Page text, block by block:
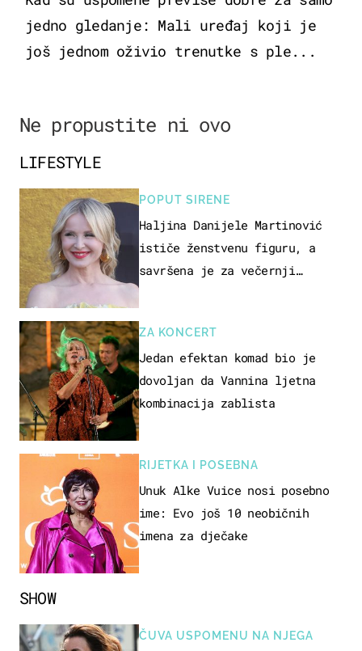
jedno gledanje: Mali uređaj koji je
još jednom oživio trenutke s ple...
Ne propustite ni ovo
SHOW
ČUVA USPOMENU NA NJEGA
LIFESTYLE
POPUT SIRENE
Haljina Danijele Martinović
ističe ženstvenu figuru, a
savršena je za večernji
ZA KONCERT
Jedan efektan komad bio je
dovoljan da Vannina ljetna
kombinacija zablista
RIJETKA I POSEBNA
Unuk Alke Vuice nosi posebno
ime: Evo još 10 neobičnih
imena za dječake